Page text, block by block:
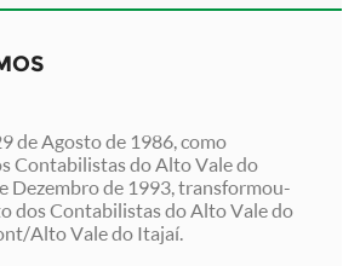
de Agosto de 1986, como
Contabilistas do Alto Vale do
Dezembro de 1993, transformou-
dos Contabilistas do Alto Vale do
Alto Vale do Itajaí.